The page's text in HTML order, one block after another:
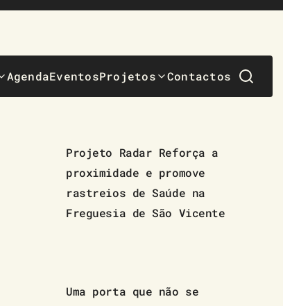
AgendaEventosProjetos Contactos
Projeto Radar Reforça a
proximidade e promove
rastreios de Saúde na
Freguesia de São Vicente
Uma porta que não se